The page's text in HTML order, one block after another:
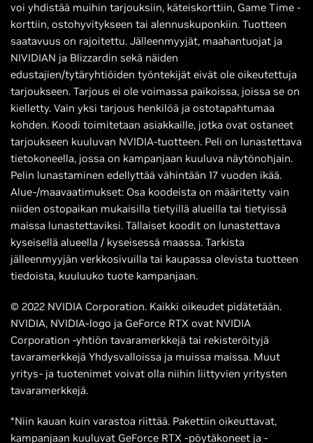
voi yhdistää muihin tarjouksiin, käteiskorttiin, Game Time -
korttiin, ostohyvitykseen tai alennuskuponkiin. Tuotteen
saatavuus on rajoitettu. Jälleenmyyjät, maahantuojat ja
NIVIDIAN ja Blizzardin sekä näiden
edustajien/tytäryhtiöiden työntekijät eivät ole oikeutettuja
tarjoukseen. Tarjous ei ole voimassa paikoissa, joissa se on
kielletty. Vain yksi tarjous henkilöä ja ostotapahtumaa
kohden. Koodi toimitetaan asiakkaille, jotka ovat ostaneet
tarjoukseen kuuluvan NVIDIA-tuotteen. Peli on lunastettava
tietokoneella, jossa on kampanjaan kuuluva näytönohjain.
Pelin lunastaminen edellyttää vähintään 17 vuoden ikää.
Alue-/maavaatimukset: Osa koodeista on määritetty vain
niiden ostopaikan mukaisilla tietyillä alueilla tai tietyissä
maissa lunastettaviksi. Tällaiset koodit on lunastettava
kyseisellä alueella / kyseisessä maassa. Tarkista
jälleenmyyjän verkkosivuilla tai kaupassa olevista tuotteen
tiedoista, kuuluuko tuote kampanjaan.
© 2022 NVIDIA Corporation. Kaikki oikeudet pidätetään.
NVIDIA, NVIDIA-logo ja GeForce RTX ovat NVIDIA
Corporation -yhtiön tavaramerkkejä tai rekisteröityjä
tavaramerkkejä Yhdysvalloissa ja muissa maissa. Muut
yritys- ja tuotenimet voivat olla niihin liittyvien yritysten
tavaramerkkejä.
*Niin kauan kuin varastoa riittää. Pakettiin oikeuttavat,
kampanjaan kuuluvat GeForce RTX -pöytäkoneet ja -